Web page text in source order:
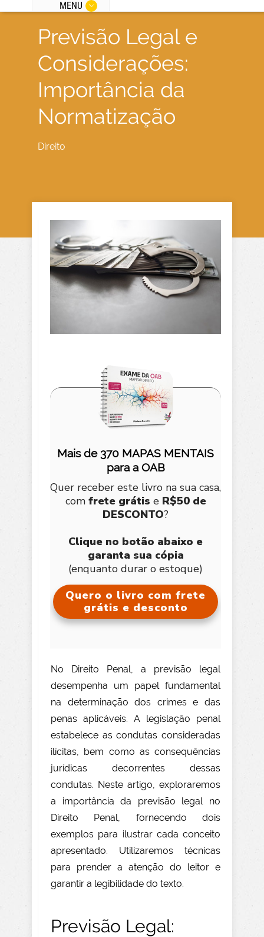
MENU
Previsão Legal e
Considerações:
Importância da
Normatização
Direito
Mais de 370 MAPAS MENTAIS
para a OAB
Quer receber este livro na sua casa,
com frete grátis e R$50 de
DESCONTO?
Clique no botão abaixo e
garanta sua cópia
(enquanto durar o estoque)
Quero o livro com frete
grátis e desconto
No Direito Penal, a previsão legal
desempenha um papel fundamental
na determinação dos crimes e das
penas aplicáveis. A legislação penal
estabelece as condutas consideradas
ilícitas, bem como as consequências
jurídicas decorrentes dessas
condutas. Neste artigo, exploraremos
a importância da previsão legal no
Direito Penal, fornecendo dois
exemplos para ilustrar cada conceito
apresentado. Utilizaremos técnicas
para prender a atenção do leitor e
garantir a legibilidade do texto.
Previsão Legal: